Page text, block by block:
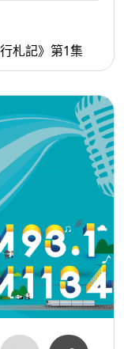
札記》第1集